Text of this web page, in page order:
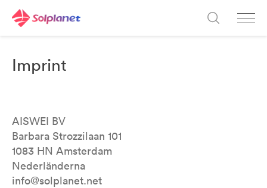
Imprint
AISWEI BV
Barbara Strozzilaan 101
1083 HN Amsterdam
Nederländerna
info@solplanet.net